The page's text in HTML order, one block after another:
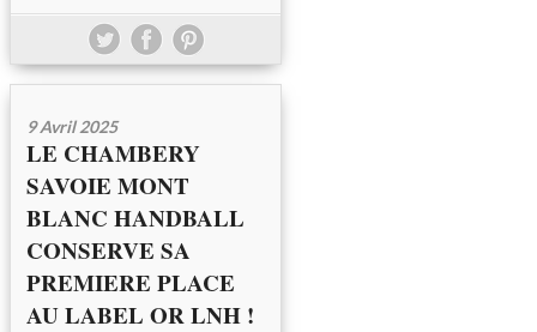
9 Avril 2025
LE CHAMBERY
SAVOIE MONT
BLANC HANDBALL
CONSERVE SA
PREMIERE PLACE
AU LABEL OR LNH !